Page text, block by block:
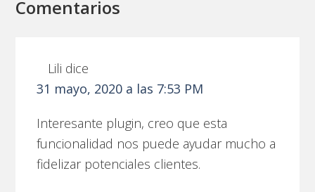
Comentarios
Lili dice
31 mayo, 2020 a las 7:53 PM
Interesante plugin, creo que esta
funcionalidad nos puede ayudar mucho a
fidelizar potenciales clientes.